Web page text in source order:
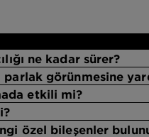
ne kadar sürer?
parlak görünmesine
etkili mi?
özel bileşenler